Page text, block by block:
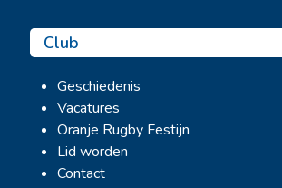
Club
Geschiedenis
Vacatures
Oranje Rugby Festijn
Lid worden
Contact